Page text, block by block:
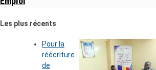
Les plus récents
Pour la
réécriture
de